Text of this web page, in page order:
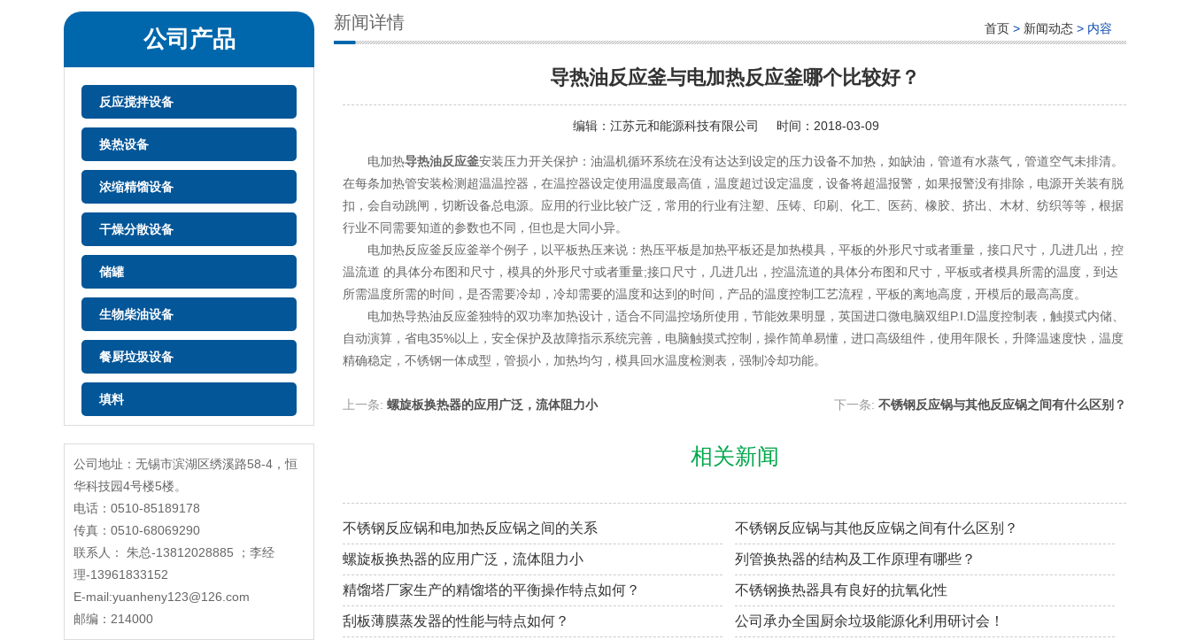
公司产品
反应搅拌设备
换热设备
浓缩精馏设备
干燥分散设备
储罐
生物柴油设备
餐厨垃圾设备
填料
公司地址：无锡市滨湖区绣溪路58-4，恒
华科技园4号楼5楼。
电话：0510-85189178
传真：0510-68069290
联系人： 朱总-13812028885 ；李经
理-13961833152
E-mail:yuanheny123@126.com
邮编：214000
新闻详情 首页 > 新闻动态 > 内容
导热油反应釜与电加热反应釜哪个比较好？
编辑： 江苏元和能源科技有限公司 时间：2018-03-09
电加热导热油反应釜安装压力开关保护：油温机循环系统在没有达达到设定的压力设备不加热，如缺油，管道有水蒸气，管道空气未排清。
在每条加热管安装检测超温温控器，在温控器设定使用温度最高值，温度超过设定温度，设备将超温报警，如果报警没有排除，电源开关装有脱
扣，会自动跳闸，切断设备总电源。应用的行业比较广泛，常用的行业有注塑、压铸、印刷、化工、医药、橡胶、挤出、木材、纺织等等，根据
行业不同需要知道的参数也不同，但也是大同小异。
电加热反应釜反应釜举个例子，以平板热压来说：热压平板是加热平板还是加热模具，平板的外形尺寸或者重量，接口尺寸，几进几出，控
温流道 的具体分布图和尺寸，模具的外形尺寸或者重量;接口尺寸，几进几出，控温流道的具体分布图和尺寸，平板或者模具所需的温度，到达
所需温度所需的时间，是否需要冷却，冷却需要的温度和达到的时间，产品的温度控制工艺流程，平板的离地高度，开模后的最高高度。
电加热导热油反应釜独特的双功率加热设计，适合不同温控场所使用，节能效果明显，英国进口微电脑双组P.I.D温度控制表，触摸式内储、
自动演算，省电35%以上，安全保护及故障指示系统完善，电脑触摸式控制，操作简单易懂，进口高级组件，使用年限长，升降温速度快，温度
精确稳定，不锈钢一体成型，管损小，加热均匀，模具回水温度检测表，强制冷却功能。
上一条: 螺旋板换热器的应用广泛，流体阻力小 下一条: 不锈钢反应锅与其他反应锅之间有什么区别？
相关新闻
不锈钢反应锅和电加热反应锅之间的关系 不锈钢反应锅与其他反应锅之间有什么区别？
螺旋板换热器的应用广泛，流体阻力小 列管换热器的结构及工作原理有哪些？
精馏塔厂家生产的精馏塔的平衡操作特点如何？ 不锈钢换热器具有良好的抗氧化性
刮板薄膜蒸发器的性能与特点如何？ 公司承办全国厨余垃圾能源化利用研讨会！